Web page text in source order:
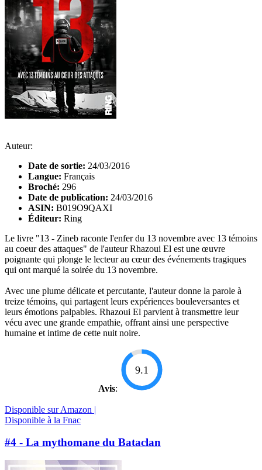
Auteur:
Date de sortie: 24/03/2016
Langue: Français
Broché: 296
Date de publication: 24/03/2016
ASIN: B019O9QAXI
Éditeur: Ring
Le livre "13 - Zineb raconte l'enfer du 13 novembre avec 13 témoins
au coeur des attaques" de l'auteur Rhazoui El est une œuvre
poignante qui plonge le lecteur au cœur des événements tragiques
qui ont marqué la soirée du 13 novembre.
Avec une plume délicate et percutante, l'auteur donne la parole à
treize témoins, qui partagent leurs expériences bouleversantes et
leurs émotions palpables. Rhazoui El parvient à transmettre leur
vécu avec une grande empathie, offrant ainsi une perspective
humaine et intime de cette nuit noire.
Avis:
9.1
Disponible sur Amazon |
Disponible à la Fnac
#4 - La mythomane du Bataclan